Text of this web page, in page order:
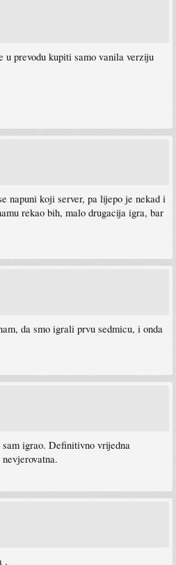
u prevodu kupiti samo vanila verziju
napuni koji server, pa lijepo je nekad i
rekao bih, malo drugacija igra, bar
da smo igrali prvu sedmicu, i onda
igrao. Definitivno vrijedna
.